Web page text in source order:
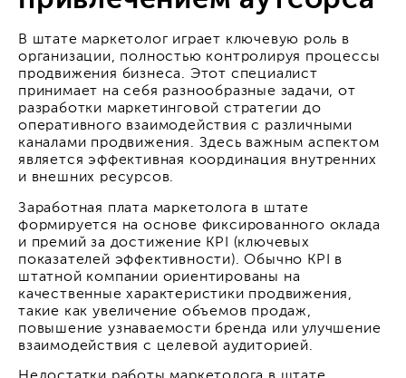
В штате маркетолог играет ключевую роль в
организации, полностью контролируя процессы
продвижения бизнеса. Этот специалист
принимает на себя разнообразные задачи, от
разработки маркетинговой стратегии до
оперативного взаимодействия с различными
каналами продвижения. Здесь важным аспектом
является эффективная координация внутренних
и внешних ресурсов.
Заработная плата маркетолога в штате
формируется на основе фиксированного оклада
и премий за достижение KPI (ключевых
показателей эффективности). Обычно KPI в
штатной компании ориентированы на
качественные характеристики продвижения,
такие как увеличение объемов продаж,
повышение узнаваемости бренда или улучшение
взаимодействия с целевой аудиторией.